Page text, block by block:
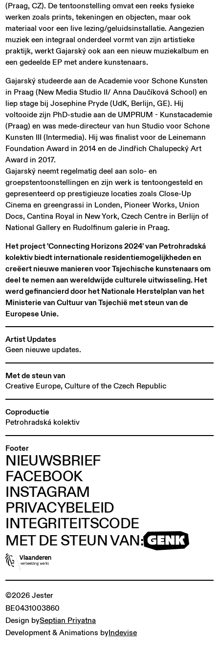
(Praag, CZ). De tentoonstelling omvat een reeks fysieke
werken zoals prints, tekeningen en objecten, maar ook
materiaal voor een live lezing/geluidsinstallatie. Aangezien
muziek een integraal onderdeel vormt van zijn artistieke
praktijk, werkt Gajarský ook aan een nieuw muziekalbum en
een gedeelde EP met andere kunstenaars.
Gajarský studeerde aan de Academie voor Schone Kunsten
in Praag (New Media Studio II/ Anna Daučíková School) en
liep stage bij Josephine Pryde (UdK, Berlijn, GE). Hij
voltooide zijn PhD-studie aan de UMPRUM - Kunstacademie
(Praag) en was mede-directeur van hun Studio voor Schone
Kunsten III (Intermedia). Hij was finalist voor de Leinemann
Foundation Award in 2014 en de Jindřich Chalupecký Art
Award in 2017.
Gajarský neemt regelmatig deel aan solo- en
groepstentoonstellingen en zijn werk is tentoongesteld en
gepresenteerd op prestigieuze locaties zoals Close-Up
Cinema en greengrassi in Londen, Pioneer Works, Union
Docs, Cantina Royal in New York, Czech Centre in Berlijn of
National Gallery en Rudolfinum galerie in Praag.
Het project 'Connecting Horizons 2024' van Petrohradská
kolektiv biedt internationale residentiemogelijkheden en
creëert nieuwe manieren voor Tsjechische kunstenaars om
deel te nemen aan wereldwijde culturele uitwisseling. Het
werd gefinancierd door het Nationale Herstelplan van het
Ministerie van Cultuur van Tsjechië met steun van de
Europese Unie.
Artist Updates
Geen nieuwe updates.
Met de steun van
Creative Europe, Culture of the Czech Republic
Coproductie
Petrohradská kolektiv
Footer
NIEUWSBRIEF
FACEBOOK
INSTAGRAM
PRIVACYBELEID
INTEGRITEITSCODE
MET DE STEUN VAN:
©2026 Jester
BE0431003860
Design bySeptian Priyatna
Development & Animations byIndevise